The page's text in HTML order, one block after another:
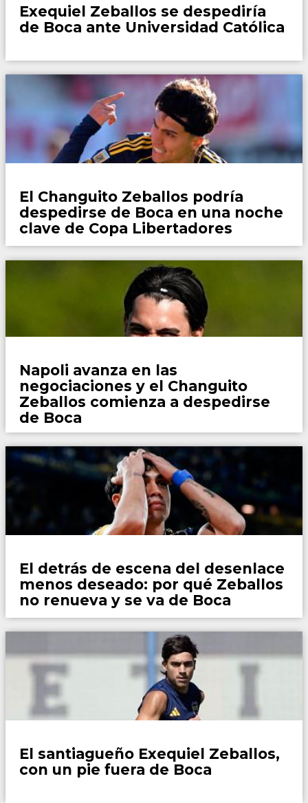
Exequiel Zeballos se despediría
de Boca ante Universidad Católica
El Changuito Zeballos podría
despedirse de Boca en una noche
clave de Copa Libertadores
Napoli avanza en las
negociaciones y el Changuito
Zeballos comienza a despedirse
de Boca
El detrás de escena del desenlace
menos deseado: por qué Zeballos
no renueva y se va de Boca
El santiagueño Exequiel Zeballos,
con un pie fuera de Boca